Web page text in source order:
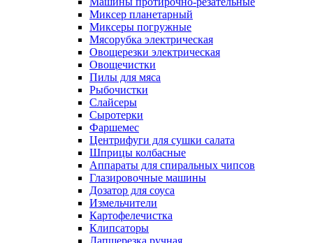
Миксер планетарный
Миксеры погружные
Мясорубка электрическая
Овощерезки электрическая
Овощечистки
Пилы для мяса
Рыбочистки
Слайсеры
Сыротерки
Фаршемес
Центрифуги для сушки салата
Шприцы колбасные
Аппараты для спиральных чипсов
Глазировочные машины
Дозатор для соуса
Измельчители
Картофелечистка
Клипсаторы
Лапшерезка ручная